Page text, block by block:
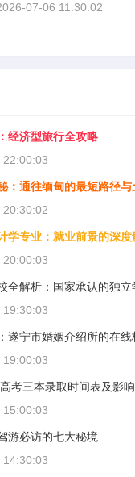
07-06 11:30:02
经济型旅行全攻略
22:00:03
：通往缅甸的最短路径与
20:30:02
学专业：就业前景的深度
20:00:03
全解析：国家承认的独立
19:30:03
遂宁市婚姻介绍所的在线
19:00:03
考三本录取时间表及影
15:00:03
游必访的七大秘境
14:30:03